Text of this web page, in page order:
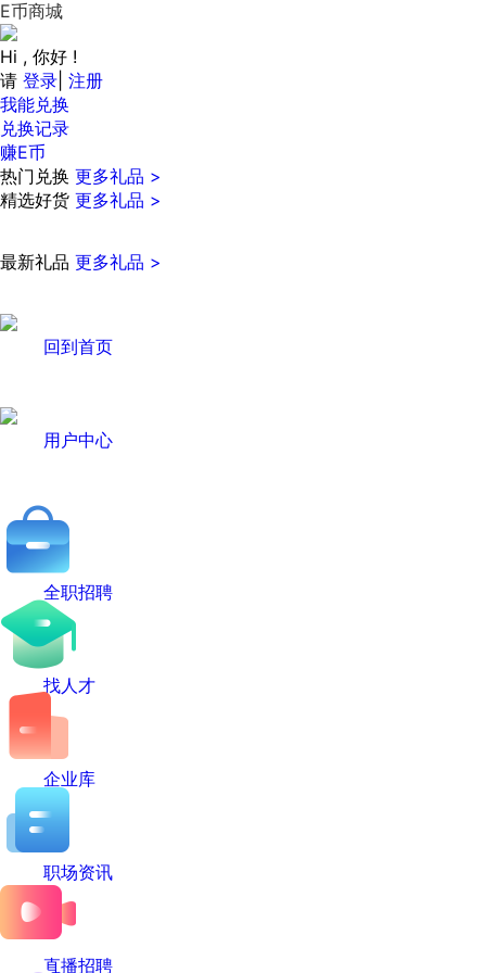
E币商城
Hi , 你好 !
请 登录 注册
我能兑换
兑换记录
赚E币
热门兑换 更多礼品 >
精选好货 更多礼品 >
最新礼品 更多礼品 >
回到首页
用户中心
全职招聘
找人才
企业库
职场资讯
直播招聘